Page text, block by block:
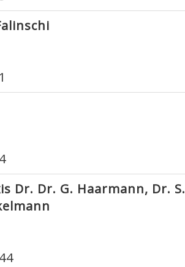
Dr. Dr. G. Haarmann, Dr. S.